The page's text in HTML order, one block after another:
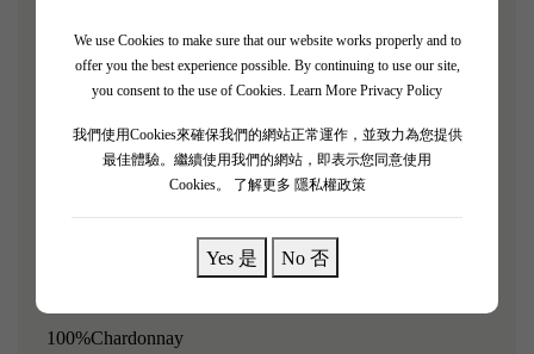
We use Cookies to make sure that our website works properly and to
offer you the best experience possible. By continuing to use our site,
you consent to the use of Cookies. Learn More Privacy Policy
我們使用Cookies來確保我們的網站正常運作，並致力為您提供
最佳體驗。繼續使用我們的網站，即表示您同意使用
Cookies。
了解更多 隱私權政策
Yes 是 No 否
位於 Chassagne-Montrachet，以其芳香、質地豐富、
清爽的霞多麗而聞名，這些霞多麗來自勃艮第產區及
「非常複雜，帶有葡萄柚和檸檬髓的味道。細膩的酸
100%Chardonnay